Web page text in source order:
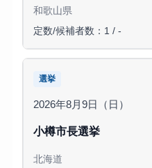
和歌山県
定数/候補者数：1 / -
選挙
2026年8月9日（日）
小樽市長選挙
北海道